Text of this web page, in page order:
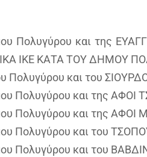
Πολυγύρου και της
ΙΚΕ ΚΑΤΑ ΤΟΥ ΔΗΜΟΥ
Πολυγύρου και του
Πολυγύρου και της ΑΦΟΙ
Πολυγύρου και της
Πολυγύρου και του
Πολυγύρου και του